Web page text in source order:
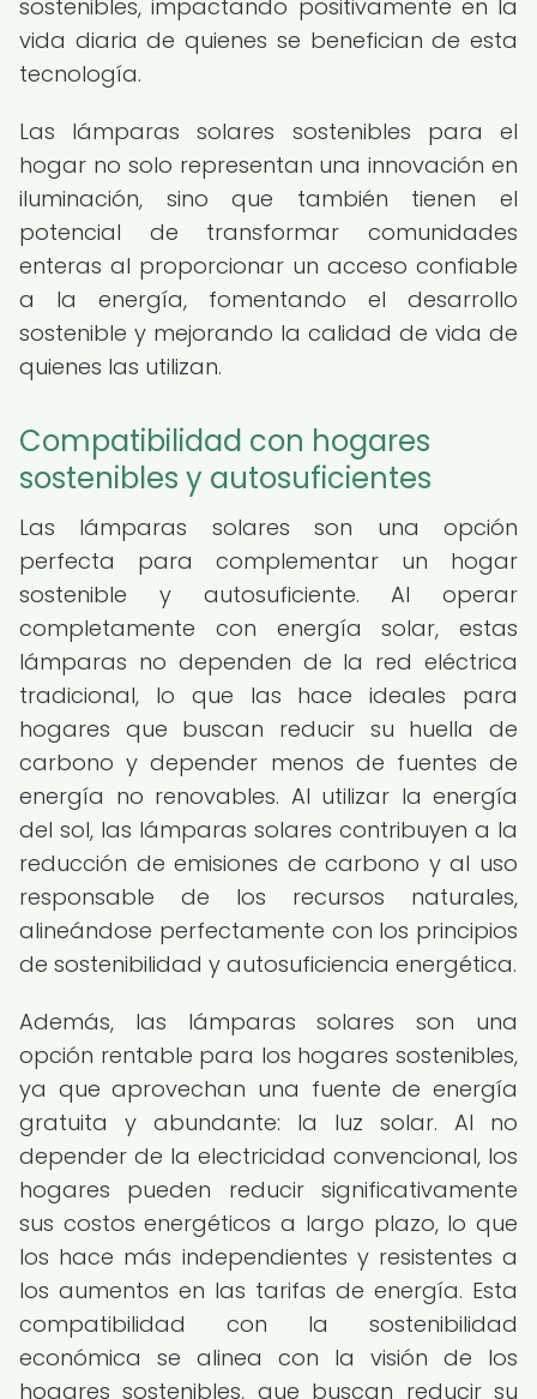
sostenibles, impactando positivamente en la
vida diaria de quienes se benefician de esta
tecnología.
Las lámparas solares sostenibles para el
hogar no solo representan una innovación en
iluminación, sino que también tienen el
potencial de transformar comunidades
enteras al proporcionar un acceso confiable
a la energía, fomentando el desarrollo
sostenible y mejorando la calidad de vida de
quienes las utilizan.
Compatibilidad con hogares
sostenibles y autosuficientes
Las lámparas solares son una opción
perfecta para complementar un hogar
sostenible y autosuficiente. Al operar
completamente con energía solar, estas
lámparas no dependen de la red eléctrica
tradicional, lo que las hace ideales para
hogares que buscan reducir su huella de
carbono y depender menos de fuentes de
energía no renovables. Al utilizar la energía
del sol, las lámparas solares contribuyen a la
reducción de emisiones de carbono y al uso
responsable de los recursos naturales,
alineándose perfectamente con los principios
de sostenibilidad y autosuficiencia energética.
Además, las lámparas solares son una
opción rentable para los hogares sostenibles,
ya que aprovechan una fuente de energía
gratuita y abundante: la luz solar. Al no
depender de la electricidad convencional, los
hogares pueden reducir significativamente
sus costos energéticos a largo plazo, lo que
los hace más independientes y resistentes a
los aumentos en las tarifas de energía. Esta
compatibilidad con la sostenibilidad
económica se alinea con la visión de los
hogares sostenibles, que buscan reducir su